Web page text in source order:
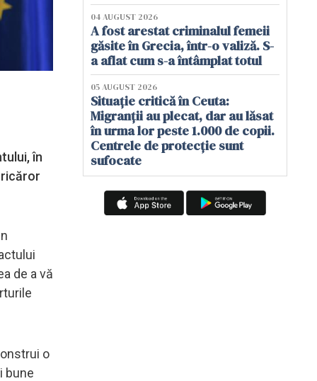
în
de a vă
o
bune
04 AUGUST 2026
A fost arestat criminalul femeii
găsite în Grecia, într-o valiză. S-
a aflat cum s-a întâmplat totul
05 AUGUST 2026
Situație critică în Ceuta:
Migranții au plecat, dar au lăsat
în urma lor peste 1.000 de copii.
Centrele de protecție sunt
sufocate